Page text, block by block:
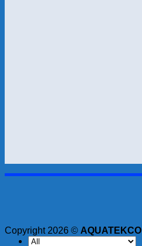
Copyright 2026 © AQUATEKCO